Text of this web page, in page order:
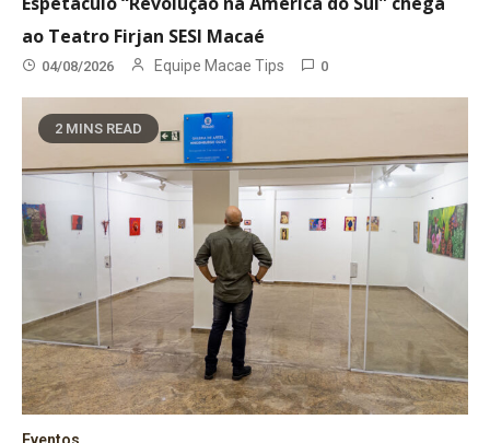
ao Teatro Firjan SESI Macaé
04/08/2026 Equipe Macae Tips 0
2 MINS READ